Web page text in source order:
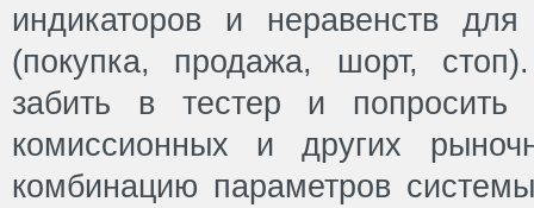
индикаторов и неравенств
(покупка, продажа, шорт,
забить в тестер и
комиссионных и других
комбинацию параметров